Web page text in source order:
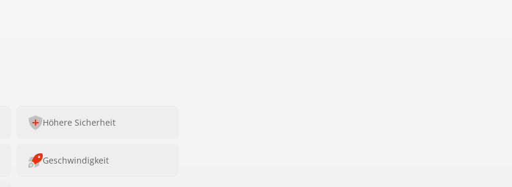
Höhere Sicherheit
Geschwindigkeit